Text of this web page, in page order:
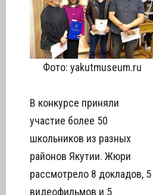
Фото: yakutmuseum.ru
В конкурсе приняли
участие более 50
школьников из разных
районов Якутии. Жюри
рассмотрело 8 докладов, 5
видеофильмов и 5